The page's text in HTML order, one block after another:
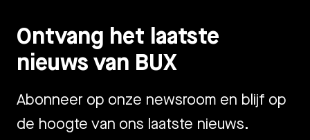
Ontvang het laatste
nieuws van BUX
Abonneer op onze newsroom en blijf op
de hoogte van ons laatste nieuws.